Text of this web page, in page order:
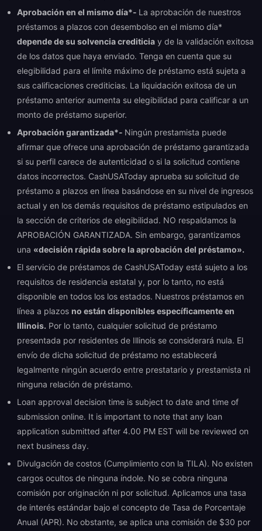
Aprobación en el mismo día*- La aprobación de nuestros
préstamos a plazos con desembolso en el mismo día*
depende de su solvencia crediticia y de la validación exitosa
de los datos que haya enviado. Tenga en cuenta que su
elegibilidad para el límite máximo de préstamo está sujeta a
sus calificaciones crediticias. La liquidación exitosa de un
préstamo anterior aumenta su elegibilidad para calificar a un
monto de préstamo superior.
Aprobación garantizada*- Ningún prestamista puede
afirmar que ofrece una aprobación de préstamo garantizada
si su perfil carece de autenticidad o si la solicitud contiene
datos incorrectos. CashUSAToday aprueba su solicitud de
préstamo a plazos en línea basándose en su nivel de ingresos
actual y en los demás requisitos de préstamo estipulados en
la sección de criterios de elegibilidad. NO respaldamos la
APROBACIÓN GARANTIZADA. Sin embargo, garantizamos
una «decisión rápida sobre la aprobación del préstamo».
El servicio de préstamos de CashUSAToday está sujeto a los
requisitos de residencia estatal y, por lo tanto, no está
disponible en todos los los estados. Nuestros préstamos en
línea a plazos no están disponibles específicamente en
Illinois. Por lo tanto, cualquier solicitud de préstamo
presentada por residentes de Illinois se considerará nula. El
envío de dicha solicitud de préstamo no establecerá
legalmente ningún acuerdo entre prestatario y prestamista ni
ninguna relación de préstamo.
Loan approval decision time is subject to date and time of
submission online. It is important to note that any loan
application submitted after 4.00 PM EST will be reviewed on
next business day.
Divulgación de costos (Cumplimiento con la TILA). No existen
cargos ocultos de ninguna índole. No se cobra ninguna
comisión por originación ni por solicitud. Aplicamos una tasa
de interés estándar bajo el concepto de Tasa de Porcentaje
Anual (APR). No obstante, se aplica una comisión de $30 por